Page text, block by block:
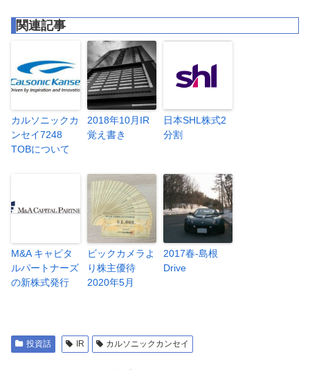
関連記事
カルソニックカ
ンセイ7248
TOBについて
2018年10月IR
覚え書き
日本SHL株式2
分割
M&A キャピタ
ルパートナーズ
の新株式発行
ビックカメラよ
り株主優待
2020年5月
2017春-島根
Drive
投資話 IR カルソニックカンセイ